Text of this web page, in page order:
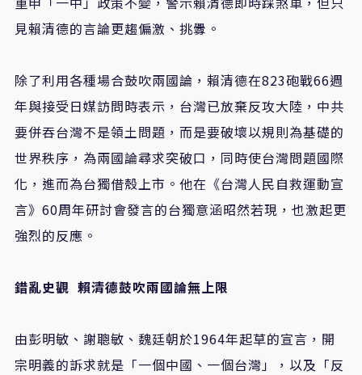
見賴清德的言論更趨偏激、挑釁。
除了利用各種場合鼓吹兩國論，賴清德在823砲戰66週
年與接受日媒訪問時表示，台灣已放棄反攻大陸，中共
要併吞台灣不是領土問題，而是要破壞以規則為基礎的
世界秩序，為兩國論尋求突破口，同時使台灣問題國際
化，進而為台獨借殼上市。他在《台灣人民自救運動宣
言》60周年研討會發言的台獨意涵昭然若現，也激起更
強烈的反應。
錯亂史觀 賴清德鼓吹兩國論無上限
由彭明敏、謝聰敏、魏廷朝於1964年起草的宣言，開
宗明義的訴求就是「一個中國、一個台灣」，以及「反